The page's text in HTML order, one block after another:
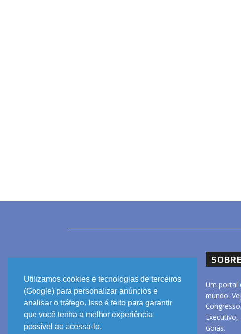
Utilizamos cookies e tecnologias de terceiros
(Google) para personalizar anúncios e
analisar o tráfego. Isso é feito para garantir
que você tenha a melhor experiência
possível ao acessa-lo.
SOBRE
Um portal
mundo.
Executivo,
Goiás.